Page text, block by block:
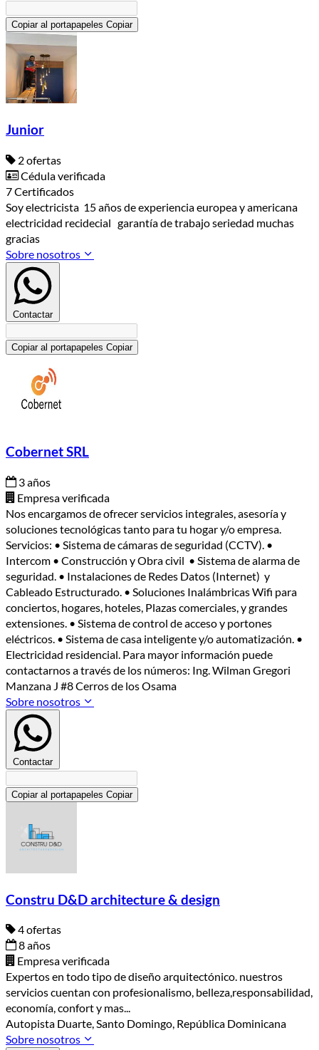
Copiar al portapapeles Copiar
Junior
2 ofertas
Cédula verificada
7 Certificados
Soy electricista 15 años de experiencia europea y americana
electricidad recidecial garantía de trabajo seriedad muchas
gracias
Sobre nosotros
Contactar
Copiar al portapapeles Copiar
Cobernet SRL
3 años
Empresa verificada
Nos encargamos de ofrecer servicios integrales, asesoría y
soluciones tecnológicas tanto para tu hogar y/o empresa.
Servicios: • Sistema de cámaras de seguridad (CCTV). •
Intercom • Construcción y Obra civil • Sistema de alarma de
seguridad. • Instalaciones de Redes Datos (Internet) y
Cableado Estructurado. • Soluciones Inalámbricas Wifi para
conciertos, hogares, hoteles, Plazas comerciales, y grandes
extensiones. • Sistema de control de acceso y portones
eléctricos. • Sistema de casa inteligente y/o automatización. •
Electricidad residencial. Para mayor información puede
contactarnos a través de los números: Ing. Wilman Gregori
Manzana J #8 Cerros de los Osama
Sobre nosotros
Contactar
Copiar al portapapeles Copiar
Constru D&D architecture & design
4 ofertas
8 años
Empresa verificada
Expertos en todo tipo de diseño arquitectónico. nuestros
servicios cuentan con profesionalismo, belleza,responsabilidad,
economía, confort y mas...
Autopista Duarte, Santo Domingo, República Dominicana
Sobre nosotros